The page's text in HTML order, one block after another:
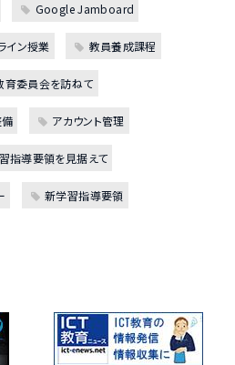
Google Jamboard
イン授業 教員養成課程
育委員会を訪ねて
アカウント管理
指導要領を見据えて
新学習指導要領